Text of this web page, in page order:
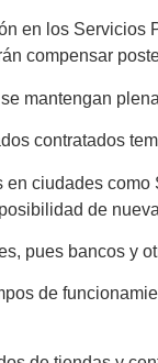
en los
compensar
mantengan
contratados
ciudades
de
pues bancos y
de